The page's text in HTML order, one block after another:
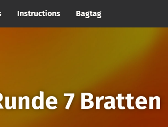
Instructions Bagtag
7 Bratten